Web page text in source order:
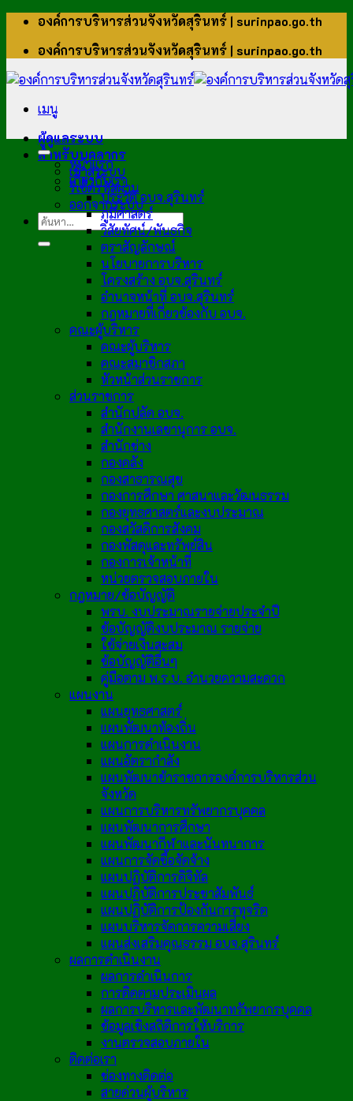
ข้าม
เนื้อหา
องค์การบริหารส่วนจังหวัดสุรินทร์ | surinpao.go.th
องค์การบริหารส่วนจังหวัดสุรินทร์ | surinpao.go.th
เมนู
ผู้ดูแลระบบ
สำหรับบุคลากร
เข้าสู่ระบบ
รีเซ็ตรหัสผ่าน
ออกจากระบบ
หน้าแรก
เกี่ยวกับเรา
ประวัติ อบจ.สุรินทร์
ภูมิศาสตร์
วิสัยทัศน์/พันธกิจ
ตราสัญลักษณ์
นโยบายการบริหาร
โครงสร้าง อบจ.สุรินทร์
อำนาจหน้าที่ อบจ.สุรินทร์
กฎหมายที่เกี่ยวข้องกับ อบจ.
คณะผู้บริหาร
คณะผู้บริหาร
คณะสมาชิกสภา
หัวหน้าส่วนราชการ
ส่วนราชการ
สำนักปลัด อบจ.
สำนักงานเลขานุการ อบจ.
สำนักช่าง
กองคลัง
กองสาธารณสุข
กองการศึกษา ศาสนาและวัฒนธรรม
กองยุทธศาสตร์และงบประมาณ
กองสวัสดิการสังคม
กองพัสดุและทรัพย์สิน
กองการเจ้าหน้าที่
หน่วยตรวจสอบภายใน
กฎหมาย/ข้อบัญญัติ
พรบ. งบประมาณรายจ่ายประจำปี
ข้อบัญญัติงบประมาณ รายจ่าย
ใช้จ่ายเงินสะสม
ข้อบัญญัติอื่นๆ
คู่มือตาม พ.ร.บ. อำนวยความสะดวก
แผนงาน
แผนยุทธศาสตร์
แผนพัฒนาท้องถิ่น
แผนการดำเนินงาน
แผนอัตรากำลัง
แผนพัฒนาข้าราชการองค์การบริหารส่วน
จังหวัด
แผนการบริหารทรัพยากรบุคคล
แผนพัฒนาการศึกษา
แผนพัฒนากีฬาและนันทนาการ
แผนการจัดซื้อจัดจ้าง
แผนปฏิบัติการดิจิทัล
แผนปฏิบัติการประชาสัมพันธ์
แผนปฏิบัติการป้องกันการทุจริต
แผนบริหารจัดการความเสี่ยง
แผนส่งเสริมคุณธรรม อบจ.สุรินทร์
ผลการดำเนินงาน
ผลการดำเนินการ
การติดตามประเมินผล
ผลการบริหารและพัฒนาทรัพยากรบุคคล
ข้อมูลเชิงสถิติการให้บริการ
งานตรวจสอบภายใน
ติดต่อเรา
ช่องทางติดต่อ
สายด่วนผู้บริหาร